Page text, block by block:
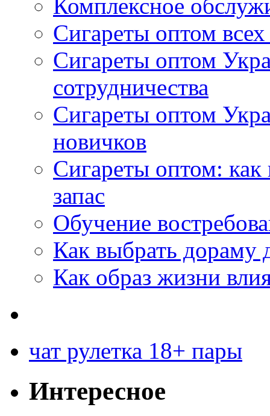
Комплексное
Сигареты оптом
Сигареты оптом
сотрудничества
Сигареты оптом
новичков
Сигареты оптом:
запас
Обучение
Как выбрать дораму
Как образ жизни
чат рулетка 18+ пары
Интересное